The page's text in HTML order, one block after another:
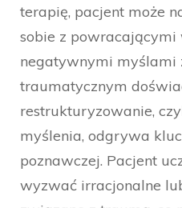
terapię, pacjent może
sobie z
negatywnymi myślami
traumatycznym
restrukturyzowanie,
myślenia, odgrywa
poznawczej. Pacjent
wyzwać irracjonalne